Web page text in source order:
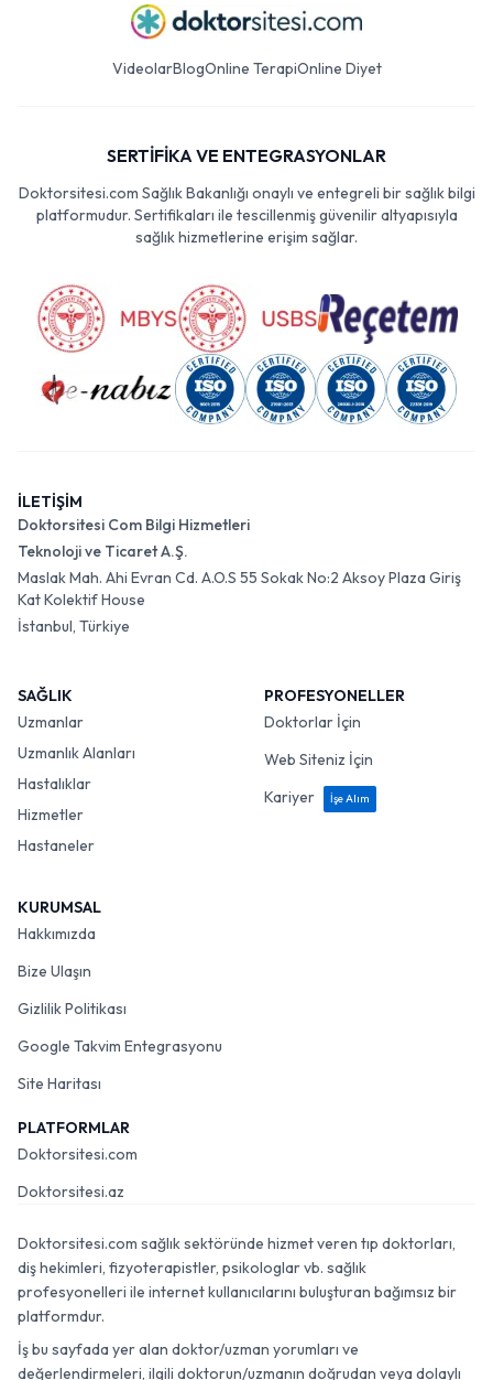
VideolarBlogOnline TerapiOnline Diyet
SERTİFİKA VE ENTEGRASYONLAR
Doktorsitesi.com Sağlık Bakanlığı onaylı ve entegreli bir sağlık bilgi
platformudur. Sertifikaları ile tescillenmiş güvenilir altyapısıyla
sağlık hizmetlerine erişim sağlar.
İLETİŞİM
Doktorsitesi Com Bilgi Hizmetleri
Teknoloji ve Ticaret A.Ş.
Maslak Mah. Ahi Evran Cd. A.O.S 55 Sokak No:2 Aksoy Plaza Giriş
Kat Kolektif House
İstanbul, Türkiye
SAĞLIK
Uzmanlar
Uzmanlık Alanları
Hastalıklar
Hizmetler
Hastaneler
PROFESYONELLER
Doktorlar İçin
Web Siteniz İçin
Kariyer
İşe Alım
KURUMSAL
Hakkımızda
Bize Ulaşın
Gizlilik Politikası
Google Takvim Entegrasyonu
Site Haritası
PLATFORMLAR
Doktorsitesi.com
Doktorsitesi.az
Doktorsitesi.com sağlık sektöründe hizmet veren tıp doktorları,
diş hekimleri, fizyoterapistler, psikologlar vb. sağlık
profesyonelleri ile internet kullanıcılarını buluşturan bağımsız bir
platformdur.
İş bu sayfada yer alan doktor/uzman yorumları ve
değerlendirmeleri, ilgili doktorun/uzmanın doğrudan veya dolaylı